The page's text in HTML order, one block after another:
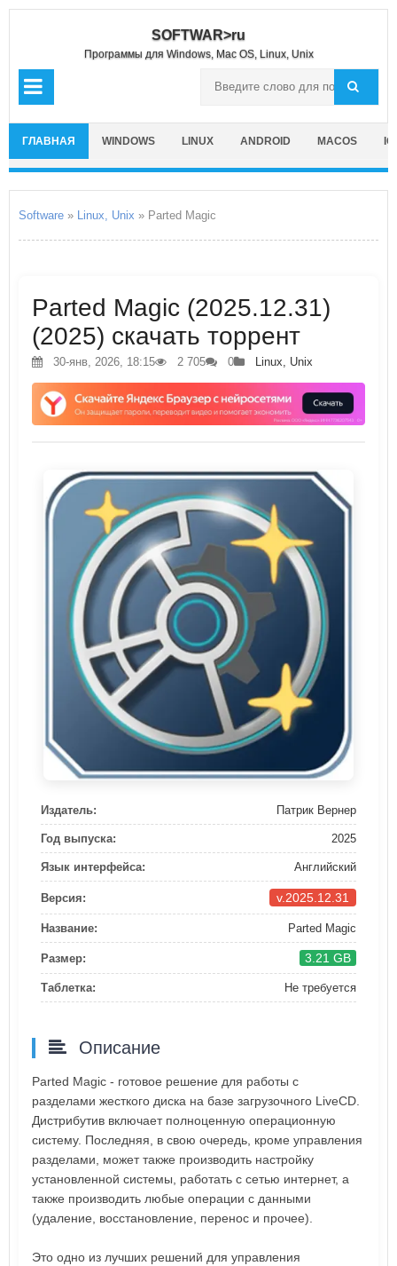
SOFTWAR>ru
Программы для Windows, Mac OS, Linux, Unix
ГЛАВНАЯ WINDOWS LINUX ANDROID MACOS
Software » Linux, Unix » Parted Magic
Parted Magic (2025.12.31)
(2025) скачать торрент
30-янв, 2026, 18:15 2 705 0 Linux, Unix
Издатель: Патрик Вернер
Год выпуска: 2025
Язык интерфейса: Английский
Версия: v.2025.12.31
Название: Parted Magic
Размер: 3.21 GB
Таблетка: Не требуется
Описание
Parted Magic - готовое решение для работы с
разделами жесткого диска на базе загрузочного LiveCD.
Дистрибутив включает полноценную операционную
систему. Последняя, в свою очередь, кроме управления
разделами, может также производить настройку
установленной системы, работать с сетью интернет, а
также производить любые операции с данными
(удаление, восстановление, перенос и прочее).
Это одно из лучших решений для управления